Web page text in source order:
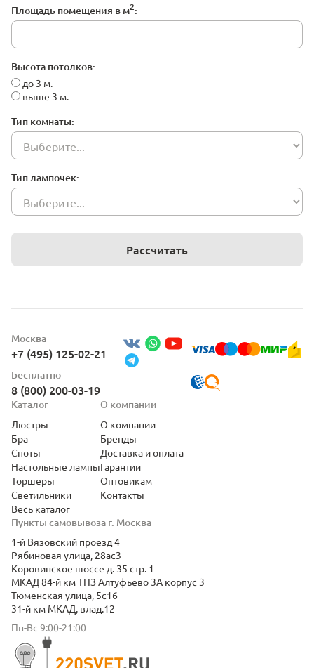
Площадь помещения в м2:
Высота потолков:
до 3 м.
выше 3 м.
Тип комнаты:
Тип лампочек:
Рассчитать
Москва
+7 (495) 125-02-21
Бесплатно
8 (800) 200-03-19
Пункты самовывоза г. Москва
1-й Вязовский проезд 4
Рябиновая улица, 28ас3
Коровинское шоссе д. 35 стр. 1
МКАД 84-й км ТПЗ Алтуфьево 3А корпус 3
Тюменская улица, 5с16
31-й км МКАД, влад.12
Пн-Вс 9:00-21:00
Каталог
Люстры
Бра
Споты
Настольные лампы
Торшеры
Светильники
Весь каталог
О компании
О компании
Бренды
Доставка и оплата
Гарантии
Оптовикам
Контакты